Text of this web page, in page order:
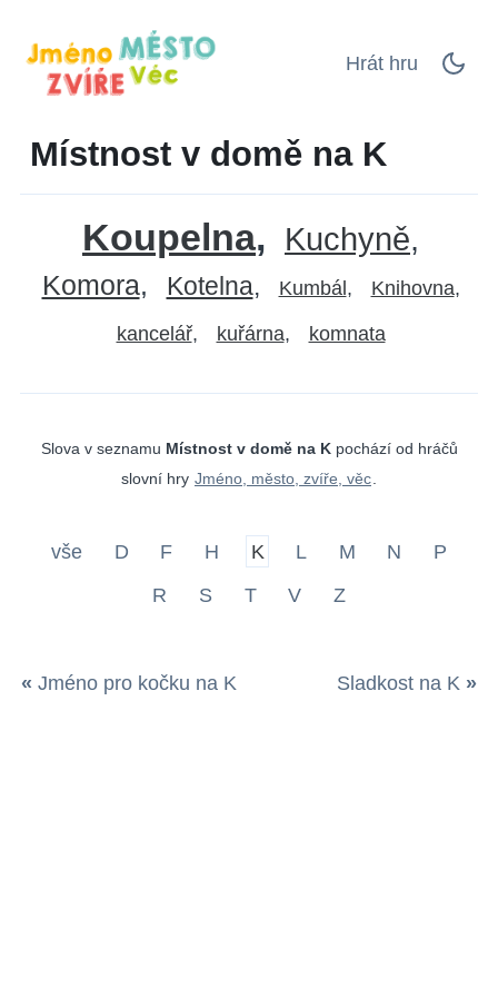
Hrát hru
Místnost v domě na K
Koupelna Kuchyně
Komora Kotelna Kumbál Knihovna
kancelář kuřárna komnata
Slova v seznamu Místnost v domě na Kpochází od hráčů
slovní hry Jméno, město, zvíře, věc
vše D F H K L M N
P
R
S T V Z
« Jméno pro kočku na K Sladkost na K »